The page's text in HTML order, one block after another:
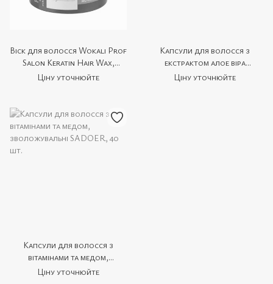
Віск для волосся Wokali Prof
Salon Keratin Hair Wax,
інтенсивний догляд, 150 мл
Ціну уточнюйте
Капсули для волосся з
екстрактом алое віра
SADOER, 40 шт.
Ціну уточнюйте
Капсули для волосся з
вітамінами та медом,
зволожувальні SADOER, 40
Ціну уточнюйте